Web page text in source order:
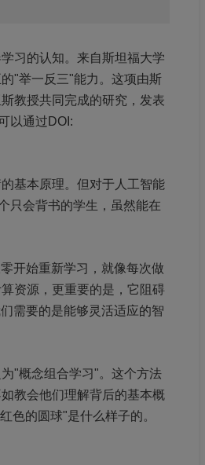
习的认知。来自斯坦福大学
"举一反三"能力。这项由斯
教授共同完成的研究，发表
以通过DOI:
基本原理。但对于人工智能
只会背书的学生，虽然能在
开始重新学习，就像每次做
资源，更重要的是，它阻碍
需要的是能够灵活适应的智
"概念组合学习"。这个方法
教会他们理解背后的基本概
色的圆球"是什么样子的。